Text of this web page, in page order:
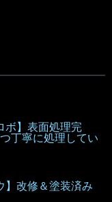
ボ】表面処理完
丁寧に処理してい
】改修＆塗装済み